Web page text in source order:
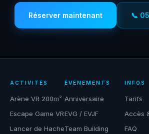
Réserver maintenant 📞
ACTIVITÉS
Arène VR 200m²
Escape Game VR
Lancer de Hache
ÉVÉNEMENTS
Anniversaire
EVG / EVJF
Team Building
INFOS
Tarifs
Accès
FAQ